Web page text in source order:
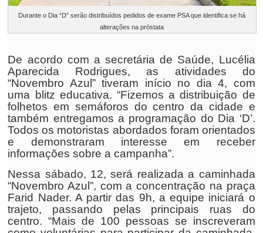
Durante o Dia “D” serão distribuídos pedidos de exame PSA que identifica se há
alterações na próstata
De acordo com a secretária de Saúde, Lucélia
Aparecida Rodrigues, as atividades do
“Novembro Azul” tiveram início no dia 4, com
uma blitz educativa. “Fizemos a distribuição de
folhetos em semáforos do centro da cidade e
também entregamos a programação do Dia ‘D’.
Todos os motoristas abordados foram orientados
e demonstraram interesse em receber
informações sobre a campanha”.
Nessa sábado, 12, será realizada a caminhada
“Novembro Azul”, com a concentração na praça
Farid Nader. A partir das 9h, a equipe iniciará o
trajeto, passando pelas principais ruas do
centro. “Mais de 100 pessoas se inscreveram